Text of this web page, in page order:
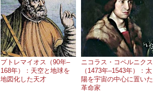
プトレマイオス（90年–
168年）：天空と地球を
地図化した天才
ニコラス・コペルニクス
（1473年–1543年）：太
陽を宇宙の中心に置いた
革命家